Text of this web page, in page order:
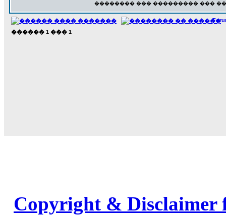
�������� ��� ��������� ���
������ 1 ��� 1
Copyright & Disclaimer